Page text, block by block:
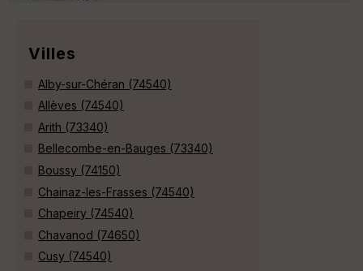
Villes
Alby-sur-Chéran (74540)
Allèves (74540)
Arith (73340)
Bellecombe-en-Bauges (73340)
Boussy (74150)
Chainaz-les-Frasses (74540)
Chapeiry (74540)
Chavanod (74650)
Cusy (74540)